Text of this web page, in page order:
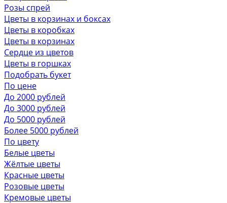
Розы спрей
Цветы в корзинах и боксах
Цветы в коробках
Цветы в корзинах
Сердце из цветов
Цветы в горшках
Подобрать букет
По цене
До 2000 рублей
До 3000 рублей
До 5000 рублей
Более 5000 рублей
По цвету
Белые цветы
Жёлтые цветы
Красные цветы
Розовые цветы
Кремовые цветы